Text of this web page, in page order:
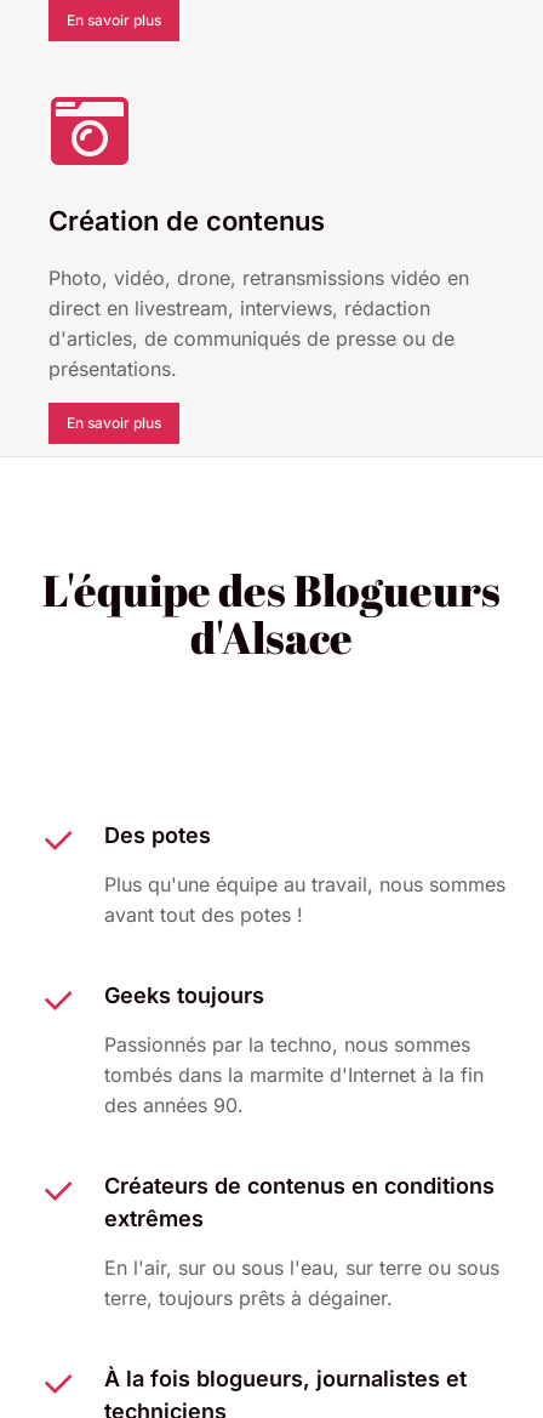
En savoir plus
Création de contenus
Photo, vidéo, drone, retransmissions vidéo en
direct en livestream, interviews, rédaction
d'articles, de communiqués de presse ou de
présentations.
En savoir plus
L'équipe des Blogueurs
d'Alsace
Des potes
Plus qu'une équipe au travail, nous sommes
avant tout des potes !
Geeks toujours
Passionnés par la techno, nous sommes
tombés dans la marmite d'Internet à la fin
des années 90.
Créateurs de contenus en conditions
extrêmes
En l'air, sur ou sous l'eau, sur terre ou sous
terre, toujours prêts à dégainer.
À la fois blogueurs, journalistes et
techniciens